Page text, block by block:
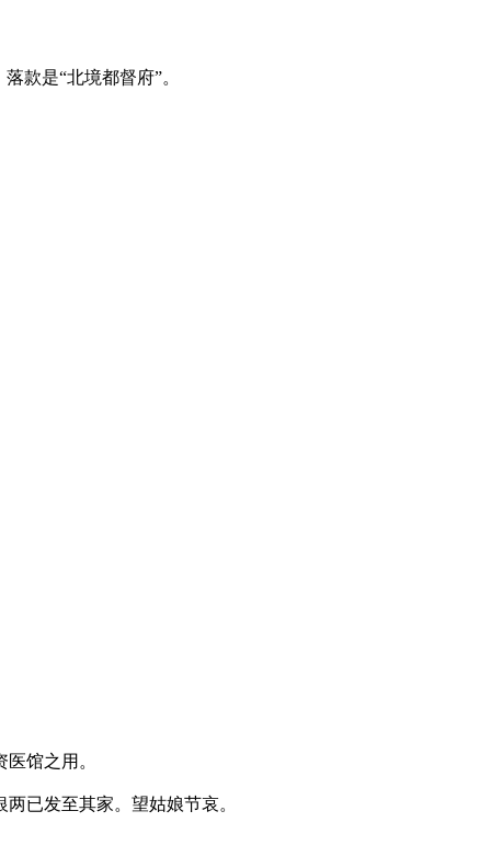
款是“北境都督府”。
馆之用。
已发至其家。望姑娘节哀。